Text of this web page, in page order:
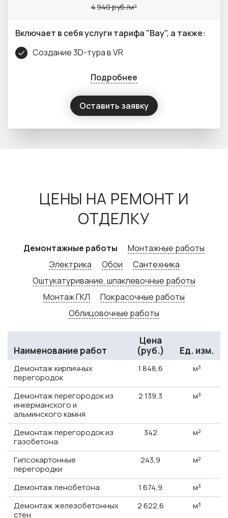
4940 руб./м²
Включает в себя услуги тарифа "Вау", а также:
Создание 3D-тура в VR
Подробнее
Оставить заявку
ЦЕНЫ НА РЕМОНТ И
ОТДЕЛКУ
Демонтажные работы
Монтажные работы
Электрика
Обои
Сантехника
Оштукатуривание, шпаклевочные работы
Монтаж ГКЛ
Покрасочные работы
Облицовочные работы
Наименование работ
Цена
(руб.)
Ед. изм.
Демонтаж кирпичных
перегородок
1 848,6 м³
Демонтаж перегородок из
инкерманского и
альминского камня
2139,3 м³
Демонтаж перегородок из
газобетона
342 м²
Гипсокартонные
перегородки
243,9 м²
Демонтаж пенобетона 1 674,9
м³
Демонтаж железобетонных
стен
2622,6 м³